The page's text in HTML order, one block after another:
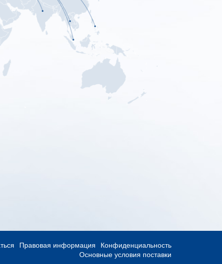
Правовая информация
Конфиденциальность
Основные условия поставки